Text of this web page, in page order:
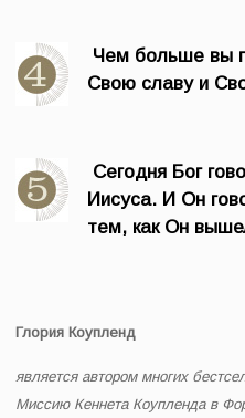
Чем больше вы
Свою славу и
Сегодня Бог
Иисуса. И Он
тем, как Он
Глория Коупленд
является автором многих
Миссию Кеннета Коупленда в